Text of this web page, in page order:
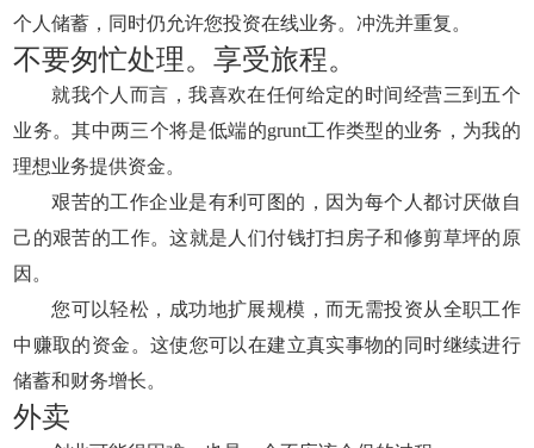
个人储蓄，同时仍允许您投资在线业务。冲洗并重复。
不要匆忙处理。享受旅程。
就我个人而言，我喜欢在任何给定的时间经营三到五个
业务。其中两三个将是低端的grunt工作类型的业务，为我的
理想业务提供资金。
艰苦的工作企业是有利可图的，因为每个人都讨厌做自
己的艰苦的工作。这就是人们付钱打扫房子和修剪草坪的原
因。
您可以轻松，成功地扩展规模，而无需投资从全职工作
中赚取的资金。这使您可以在建立真实事物的同时继续进行
储蓄和财务增长。
外卖